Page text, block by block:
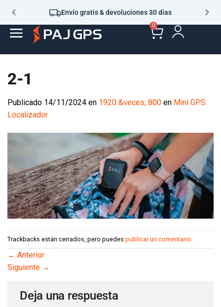
Envío gratis & devoluciones 30 días
0
2-1
Publicado 14/11/2024 en 1920 &veces; 800 en Mini GPS
Localizador
Trackbacks están cerrados, pero puedes publicar un comentario
← Anterior
Siguiente →
Deja una respuesta